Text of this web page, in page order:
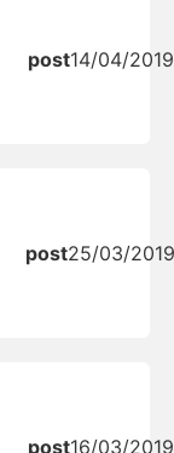
post14/04/2019
post25/03/
post16/03/2019